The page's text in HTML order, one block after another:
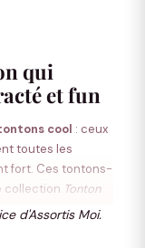
qui
et fun
cool : ceux
toutes les
fort. Ces tontons-
collection Tonton
bonnets et
d'Assortis Moi.